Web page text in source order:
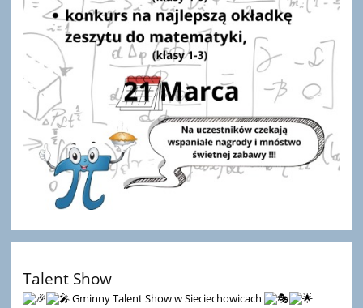
Talent Show
Gminny Talent Show w Sieciechowicach